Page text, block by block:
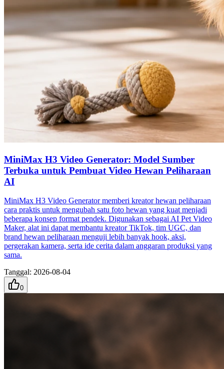
MiniMax H3 Video Generator: Model Sumber
Terbuka untuk Pembuat Video Hewan Peliharaan
AI
MiniMax H3 Video Generator memberi kreator hewan peliharaan
cara praktis untuk mengubah satu foto hewan yang kuat menjadi
beberapa konsep format pendek. Digunakan sebagai AI Pet Video
Maker, alat ini dapat membantu kreator TikTok, tim UGC, dan
brand hewan peliharaan menguji lebih banyak hook, aksi,
pergerakan kamera, serta ide cerita dalam anggaran produksi yang
sama.
Tanggal: 2026-08-04
0